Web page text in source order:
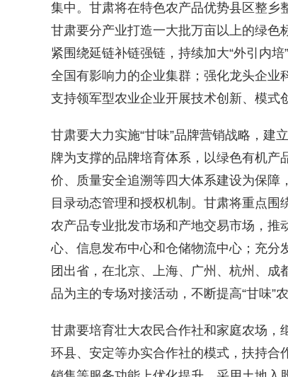
集中。甘肃将在特色农产品优势县区整乡
甘肃要分产业打造一大批万亩以上的绿色
紧围绕延链补链强链，持续加大“外引内
全国有影响力的企业集群；强化龙头企业
支持领军型农业企业开展技术创新、模式
甘肃要大力实施“甘味”品牌营销战略，建
牌为支撑的品牌培育体系，以绿色有机
价、质量安全追溯等四大体系建设为保障
目录动态管理和授权机制。甘肃将重点
农产品专业批发市场和产地交易市场，推
心、信息发布中心和仓储物流中心；充
团出省，在北京、上海、广州、杭州、
品为主的专场对接活动，不断提高“甘味”
甘肃要培育壮大农民合作社和家庭农场，
环县、安定等办实合作社的模式，扶持